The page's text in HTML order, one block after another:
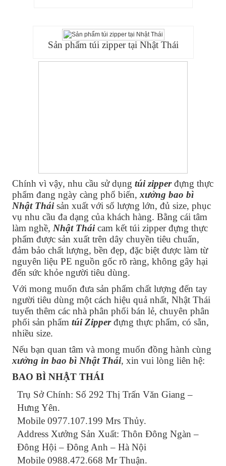
Sản phẩm túi zipper tại Nhật Thái
Chính vì vậy, nhu cầu sử dụng túi zipperđựng thực
phẩm đang ngày càng phổ biến, xưởng bao bì
Nhật Tháisản xuất với số lượng lớn, đủ size, phục
vụ nhu cầu đa dạng của khách hàng. Bằng cái tâm
làm nghề, Nhật Tháicam kết túi zipper đựng thực
phẩm được sản xuất trên dây chuyền tiêu chuẩn,
đảm bảo chất lượng, bền đẹp, đặc biệt được làm từ
nguyên liệu PE nguồn gốc rõ ràng, không gây hại
đến sức khỏe người tiêu dùng.
Với mong muốn đưa sản phẩm chất lượng đến tay
người tiêu dùng một cách hiệu quả nhất, Nhật Thái
tuyển thêm các nhà phân phối bán lẻ, chuyên phân
phối sản phẩm túi Zipperđựng thực phẩm, có sẵn,
nhiều size.
Nếu bạn quan tâm và mong muốn đồng hành cùng
xưởng in bao bì Nhật Thái, xin vui lòng liên hệ:
BAO BÌ NHẬT THÁI
Trụ Sở Chính: Số 292 Thị Trấn Văn Giang –
Hưng Yên.
Mobile 0977.107.199 Mrs Thủy.
Address Xưởng Sản Xuất: Thôn Đông Ngàn –
Đông Hội – Đông Anh – Hà Nội
Mobile 0988.472.668 Mr Thuận.